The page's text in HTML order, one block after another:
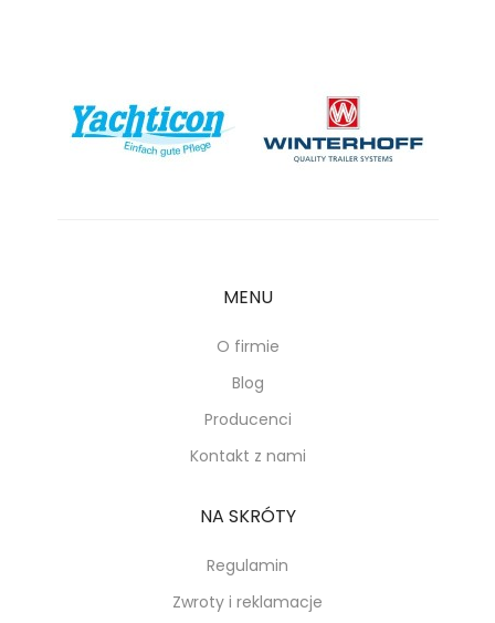
MENU
O firmie
Blog
Producenci
Kontakt z nami
NA SKRÓTY
Regulamin
Zwroty i reklamacje